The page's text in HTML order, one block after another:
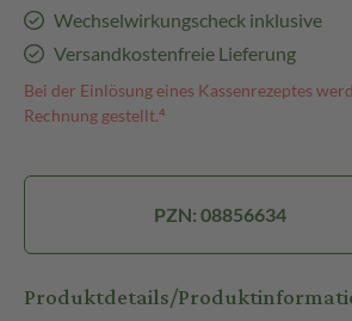
Wechselwirkungscheck inklusive
Versandkostenfreie Lieferung
Bei der Einlösung eines Kassenrezeptes
Rechnung gestellt.⁴
PZN: 08856634
Produktdetails/